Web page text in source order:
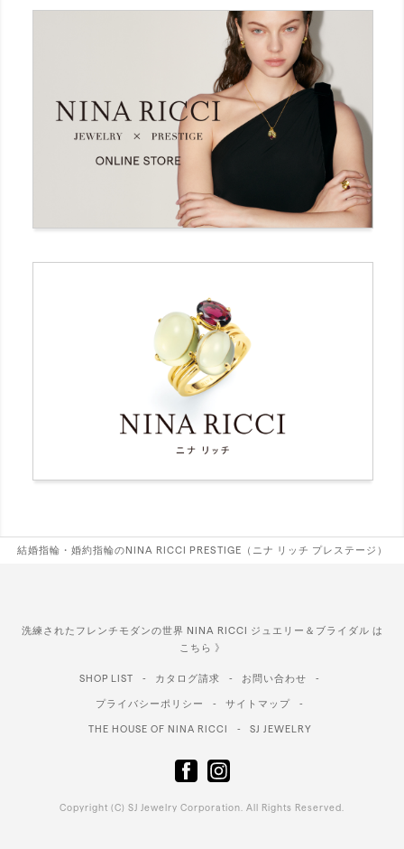
結婚指輪・婚約指輪のNINA RICCI PRESTIGE（ニナ リッチ プレステージ）
洗練されたフレンチモダンの世界 NINA RICCI ジュエリー＆ブライダル は
こちら 》
SHOP LIST カタログ請求 お問い合わせ
プライバシーポリシー サイトマップ
THE HOUSE OF NINA RICCI SJ JEWELRY
Copyright (C) SJ Jewelry Corporation. All Rights Reserved.